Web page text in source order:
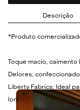
Descrição
*Produto
Toque macio,
Delores,
Liberty Fabrics; Ideal
longo combina o